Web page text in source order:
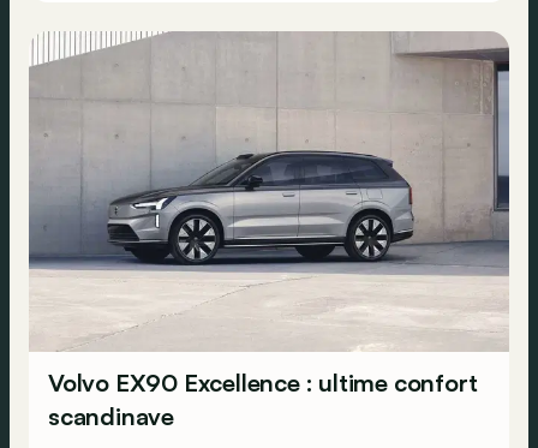
Volvo EX90 Excellence : ultime confort
scandinave